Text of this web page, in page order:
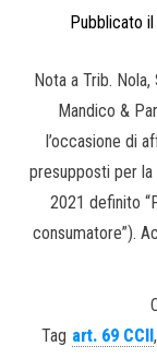
Pubblicato il
Nota a Trib.
Mandico &
l’occasione di
presupposti per
2021 definito
consumatore”).
Tag art. 69 CCII,